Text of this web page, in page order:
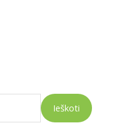
Ieškoti